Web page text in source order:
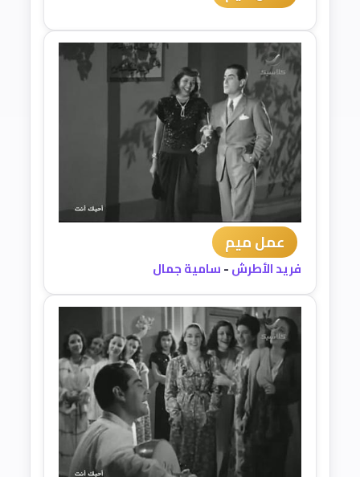
عمل ميم
فريد الأطرش-سامية جمال